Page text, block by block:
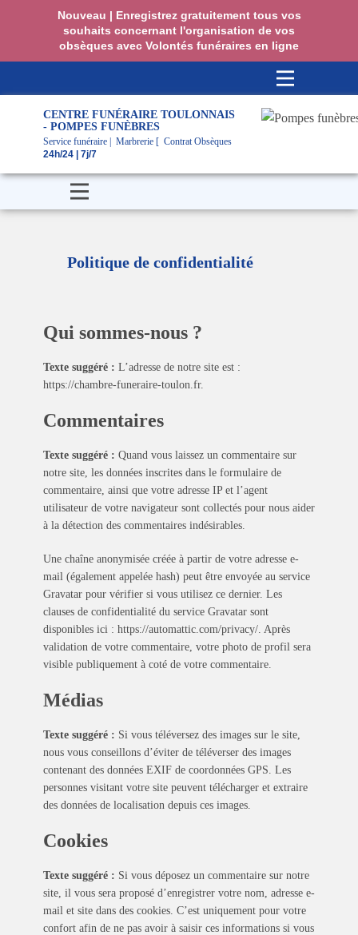
Nouveau | Enregistrez gratuitement tous vos
souhaits concernant l'organisation de vos
obsèques avec Volontés funéraires en ligne
CENTRE FUNÉRAIRE TOULONNAIS
- POMPES FUNÈBRES
Service funéraire | Marbrerie [ Contrat Obsèques
24h/24 | 7j/7
Politique de confidentialité
Qui sommes-nous ?
Texte suggéré : L’adresse de notre site est :
https://chambre-funeraire-toulon.fr.
Commentaires
Texte suggéré : Quand vous laissez un commentaire sur
notre site, les données inscrites dans le formulaire de
commentaire, ainsi que votre adresse IP et l’agent
utilisateur de votre navigateur sont collectés pour nous aider
à la détection des commentaires indésirables.
Une chaîne anonymisée créée à partir de votre adresse e-
mail (également appelée hash) peut être envoyée au service
Gravatar pour vérifier si vous utilisez ce dernier. Les
clauses de confidentialité du service Gravatar sont
disponibles ici : https://automattic.com/privacy/. Après
validation de votre commentaire, votre photo de profil sera
visible publiquement à coté de votre commentaire.
Médias
Texte suggéré : Si vous téléversez des images sur le site,
nous vous conseillons d’éviter de téléverser des images
contenant des données EXIF de coordonnées GPS. Les
personnes visitant votre site peuvent télécharger et extraire
des données de localisation depuis ces images.
Cookies
Texte suggéré : Si vous déposez un commentaire sur notre
site, il vous sera proposé d’enregistrer votre nom, adresse e-
mail et site dans des cookies. C’est uniquement pour votre
confort afin de ne pas avoir à saisir ces informations si vous